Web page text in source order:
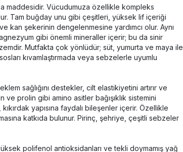
maddesidir. Vücudumuza özellikle kompleks
Tam buğday unu gibi çeşitleri, yüksek lif içeriği
kan şekerinin dengelenmesine yardımcı olur. Aynı
gibi önemli mineraller içerir; bu da sinir
Mutfakta çok yönlüdür; süt, yumurta ve maya ile
kıvamlaştırmada veya sebzelerle uyumlu
sağlığını destekler, cilt elastikiyetini artırır ve
prolin gibi amino asitler bağışıklık sistemini
yapısına faydalı bileşenler içerir. Özellikle
katkıda bulunur. Pirinç, şehriye, çeşitli sebzeler
polifenol antioksidanları ve tekli doymamış yağ